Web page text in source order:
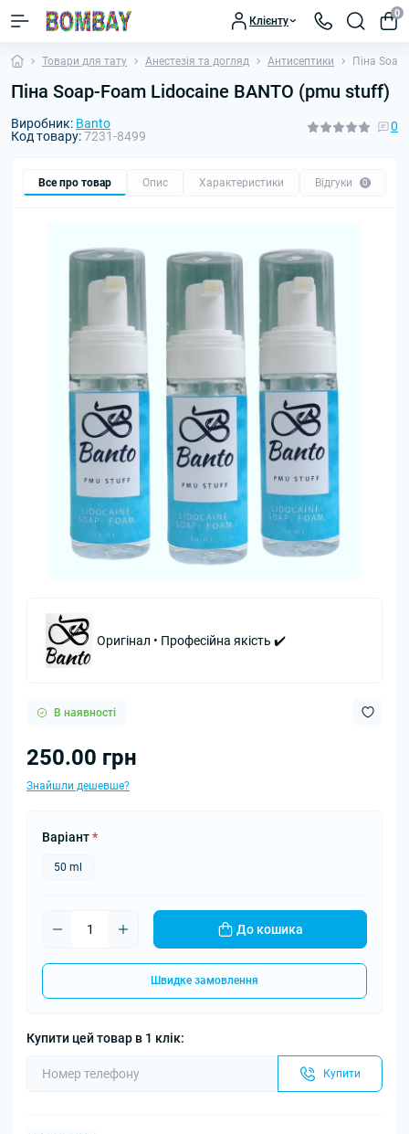
Клієнту
0
Товари для тату Анестезія та догляд Антисептики Піна
Піна Soap-Foam Lidocaine BANTO (pmu stuff)
Виробник: Banto
Код товару:7231-8499
0
Все про товар Опис Характеристики Відгуки 0
Оригінал • Професійна якість ✔️
В наявності
250.00 грн
Знайшли дешевше?
Варіант*
50 ml
До кошика
Швидке замовлення
Купити цей товар в 1 клік:
Купити